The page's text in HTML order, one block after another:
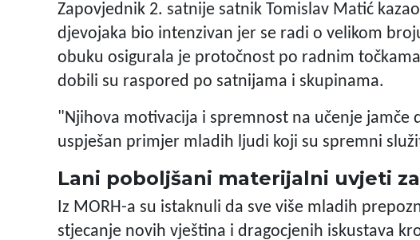
Zapovjednik 2. satnije satnik Tomislav Matić
djevojaka bio intenzivan jer se radi o velikom
obuku osigurala je protočnost po radnim
dobili su raspored po satnijama i skupinama.
"Njihova motivacija i spremnost na učenje jamče
uspješan primjer mladih ljudi koji su spremni
Lani poboljšani materijalni uvjeti
Iz MORH-a su istaknuli da sve više mladih
stjecanje novih vještina i dragocjenih iskustava